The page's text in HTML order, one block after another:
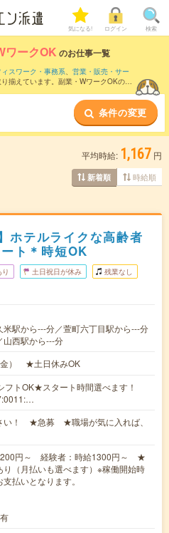
気になる! ログイン 検索
ワークOK のお仕事一覧
ィスワーク・事務系、 営業・販売・サー
揃えています。副業・WワークOKの条
条件の変更
平均時給: 1,167 円
新着順 時給順
ホテルライクな高齢者
ト＊時短OK
土日祝日が休み 残業なし
米駅から---分／萱町六丁目駅から---分
山西駅から---分
金） ★土日休みOK
トOK★スタート時間選べます！
い！ ★急募 ★職場が気に入れば、
円～ 経験者：時給1300円～ ★
り（月払いも選べます）※稼働開始時
払いとなります。